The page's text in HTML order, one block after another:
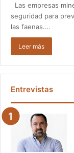
Las empresas
seguridad para
las faenas.…
Leer más
Entrevistas